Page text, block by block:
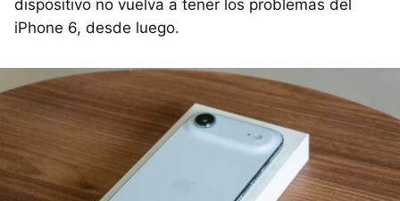
dispositivo no vuelva a tener los problemas del
iPhone 6, desde luego.